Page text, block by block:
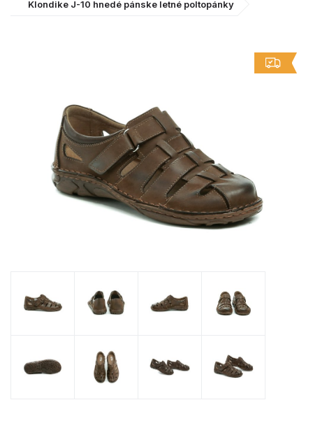
Klondike J-10 hnedé pánske letné poltopánky